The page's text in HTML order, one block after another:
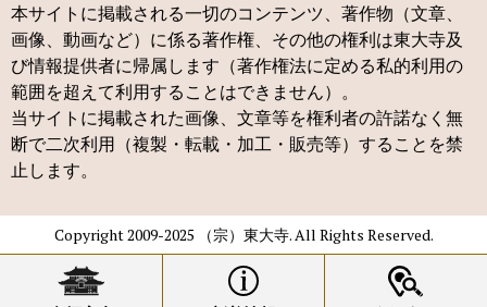
鶴岡八幡宮
神仏霊場会
新薬師寺
帯解寺
空海寺
奈良国立博物館
本サイトに掲載される一切のコンテンツ、著作物（文章、
画像、動画など）に係る著作権、その他の権利は東大寺及
び情報提供者に帰属します（著作権法に定める私的利用の
範囲を超えて利用することはできません）。
当サイトに掲載された画像、文章等を権利者の許諾なく無
断で二次利用（複製・転載・加工・販売等）することを禁
止します。
Copyright 2009-2025 （宗）東大寺. All Rights Reserved.